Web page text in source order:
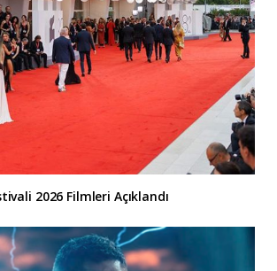
2026 Filmleri Açıklandı